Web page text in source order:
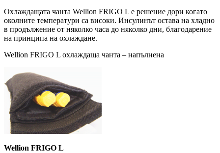
Охлаждащата чанта Wellion FRIGO L е решение дори когато
околните температури са високи. Инсулинът остава на хладно
в продължение от няколко часа до няколко дни, благодарение
на принципа на охлаждане.
Wellion FRIGO L охлаждаща чанта – напълнена
Wellion FRIGO L